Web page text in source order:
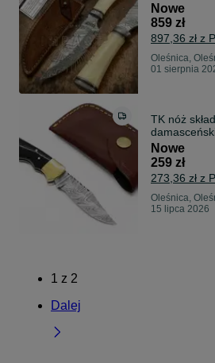
Nowe
859 zł
897,36 zł z
Oleśnica,
01 sierpnia
TK nóż
Nowe
259 zł
273,36 zł z
Oleśnica,
15 lipca 2026
1 z 2
Dalej